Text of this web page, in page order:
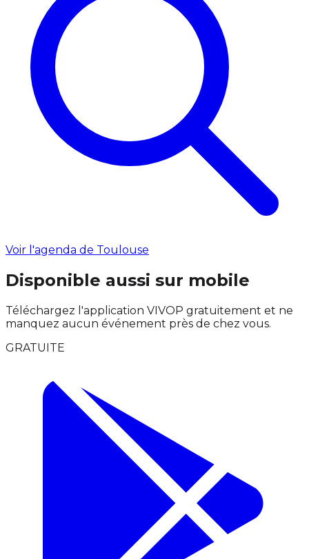
Voir l'agenda de Toulouse
Disponible aussi sur mobile
Téléchargez l'application VIVOP gratuitement et ne
manquez aucun événement près de chez vous.
GRATUITE